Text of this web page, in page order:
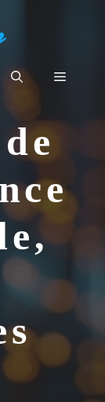
Menu